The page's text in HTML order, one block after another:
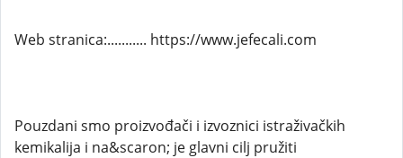
Web stranica:........... https://www.jefecali.com
Pouzdani smo proizvođači i izvoznici istraživačkih
kemikalija i na&scaron; je glavni cilj pružiti